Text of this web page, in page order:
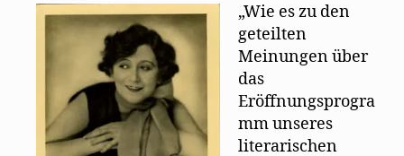
„Wilde
Bühne“
formiert
„Wie es zu den
geteilten
Meinungen über
das
Eröffnungsprogra
mm unseres
literarischen